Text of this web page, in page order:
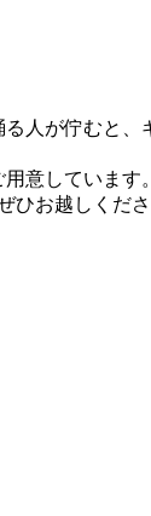
人が佇むと
意しています
ひお越しくだ